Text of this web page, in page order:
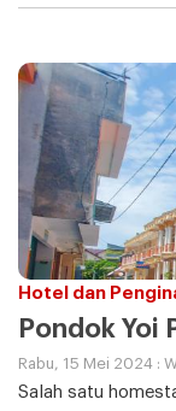
Hotel dan
Pondok Yoi
Rabu, 15 Mei 2024 :
Salah satu